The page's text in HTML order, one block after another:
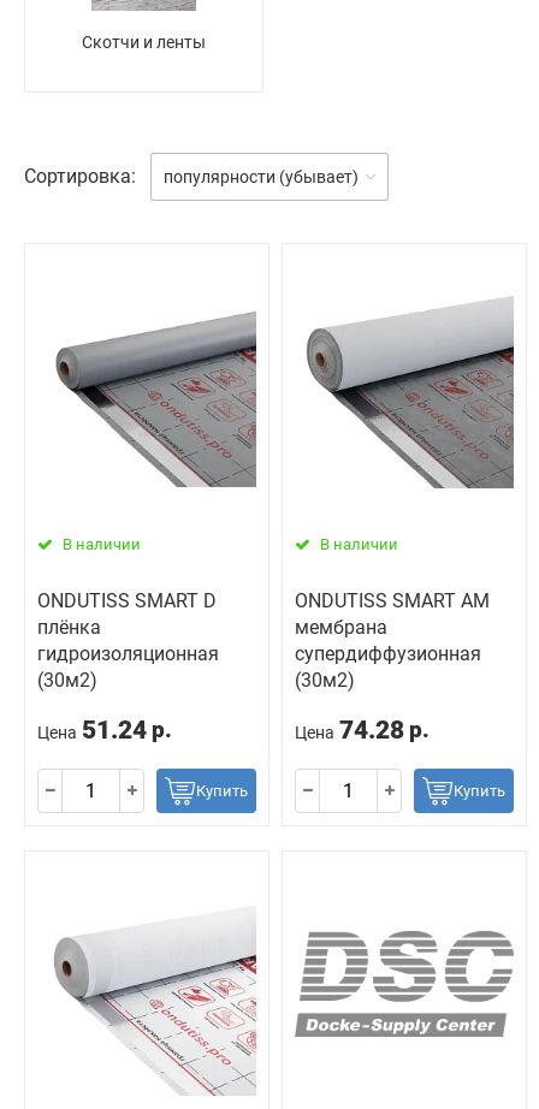
Скотчи и ленты
Сортировка: популярности (убывает)
В наличии
ONDUTISS SMART D
плёнка
гидроизоляционная
(30м2)
Цена 51.24 р.
Купить
В наличии
ONDUTISS SMART AM
мембрана
супердиффузионная
(30м2)
Цена 74.28 р.
Купить